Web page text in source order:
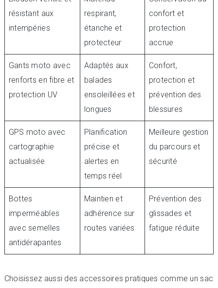
résistant aux
intempéries
respirant,
étanche et
protecteur
confort et
protection
accrue
Gants moto avec
renforts en fibre et
protection UV
Adaptés aux
balades
ensoleillées et
longues
Confort,
protection et
prévention des
blessures
GPS moto avec
cartographie
actualisée
Planification
précise et
alertes en
temps réel
Meilleure gestion
du parcours et
sécurité
Bottes
imperméables
avec semelles
antidérapantes
Maintien et
adhérence sur
routes variées
Prévention des
glissades et
fatigue réduite
Choisissez aussi des accessoires pratiques comme un sac